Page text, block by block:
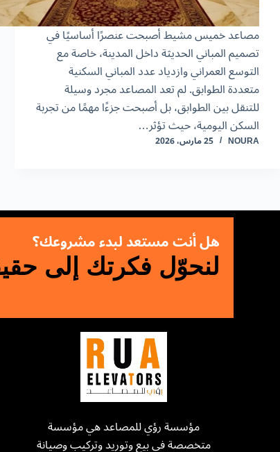
مصاعد خميس مشيط أصبحت عنصرًا أساسيًا في
تصميم المباني الحديثة داخل المدينة، خاصة مع
التوسع العمراني وازدياد عدد المباني السكنية
متعددة الطوابق. لم تعد المصاعد مجرد وسيلة
للتنقل بين الطوابق، بل أصبحت جزءًا مهمًا من تجربة
السكن اليومية، حيث تؤثر…
NOURA 25 مارس، 2026
هل أنت مستعد لبدء مشروعك؟
لنحوّل فكرتك إلى
مؤسسة رؤي للمصاعد هي مؤسسة
متخصصة في بيع وتوريد وتركيب وصيانة